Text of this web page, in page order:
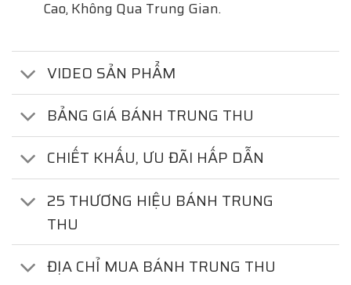
Cao, Không Qua Trung Gian.
VIDEO SẢN PHẨM
BẢNG GIÁ BÁNH TRUNG THU
CHIẾT KHẤU, ƯU ĐÃI HẤP DẪN
25 THƯƠNG HIỆU BÁNH TRUNG
THU
ĐỊA CHỈ MUA BÁNH TRUNG THU